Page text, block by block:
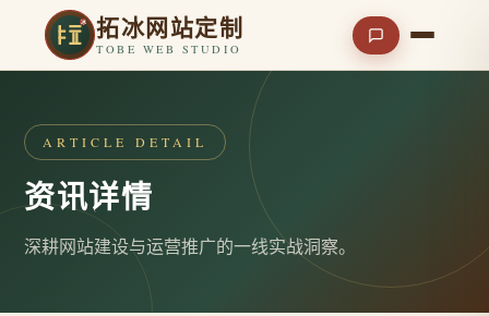
拓冰网站定制
TOBE WEB STUDIO
ARTICLE DETAIL
资讯详情
深耕网站建设与运营推广的一线实战洞察。